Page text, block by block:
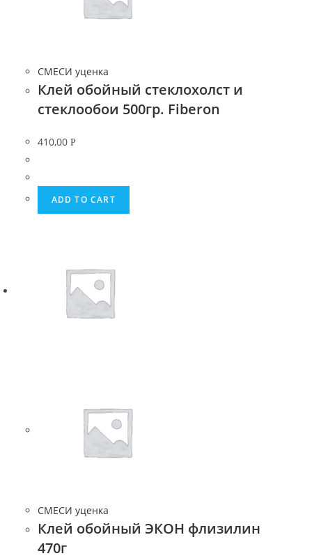
СМЕСИ уценка
Клей обойный стеклохолст и
стеклообои 500гр. Fiberon
410,00 Р
ADD TO CART
СМЕСИ уценка
Клей обойный ЭКОН флизилин
470г